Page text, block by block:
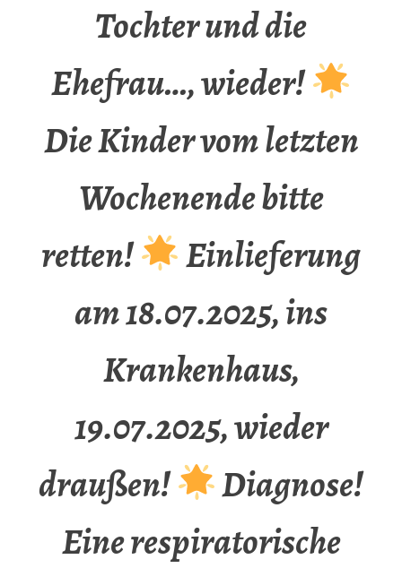
Tochter und die
Ehefrau…, wieder!
Die Kinder vom letzten
Wochenende bitte
retten!
Einlieferung
am 18.07.2025, ins
Krankenhaus,
19.07.2025, wieder
draußen!
Diagnose!
Eine respiratorische